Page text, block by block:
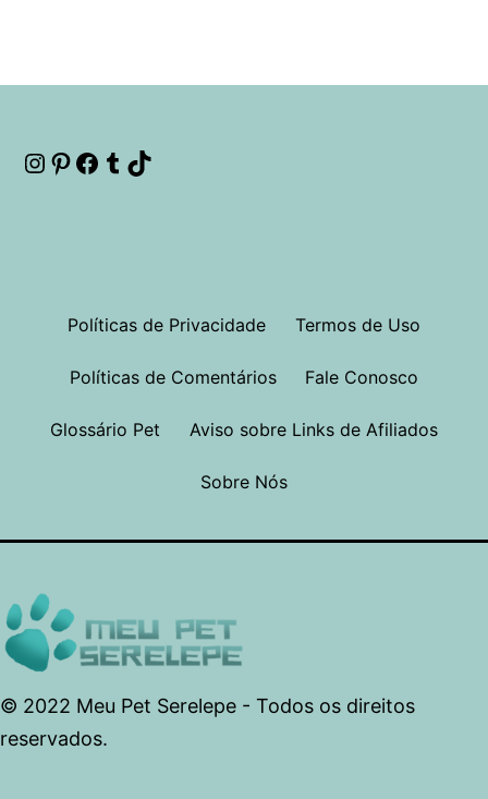
Instagram
Pinterest
Facebook
Tumblr
Políticas de Privacidade Termos de Uso
Políticas de Comentários Fale Conosco
Glossário Pet Aviso sobre Links de Afiliados
Sobre Nós
© 2022 Meu Pet Serelepe - Todos os direitos
reservados.